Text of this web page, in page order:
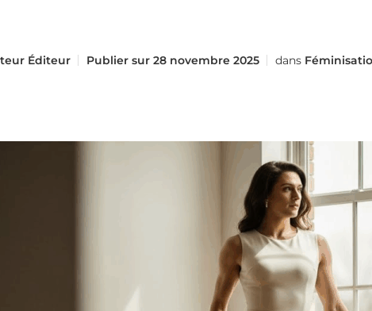
Éditeur Publier sur 28 novembre 2025 dans